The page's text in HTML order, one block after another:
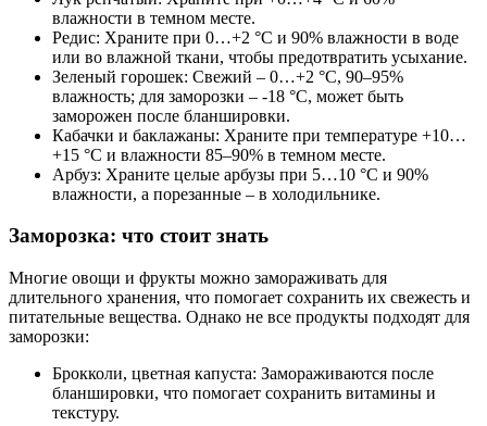
влажности в темном месте.
Редис: Храните при 0…+2 °C и 90% влажности в воде
или во влажной ткани, чтобы предотвратить усыхание.
Зеленый горошек: Свежий – 0…+2 °C, 90–95%
влажность; для заморозки – -18 °C, может быть
заморожен после бланшировки.
Кабачки и баклажаны: Храните при температуре +10…
+15 °C и влажности 85–90% в темном месте.
Арбуз: Храните целые арбузы при 5…10 °C и 90%
влажности, а порезанные – в холодильнике.
Заморозка: что стоит знать
Многие овощи и фрукты можно замораживать для
длительного хранения, что помогает сохранить их свежесть и
питательные вещества. Однако не все продукты подходят для
заморозки:
Брокколи, цветная капуста: Замораживаются после
бланшировки, что помогает сохранить витамины и
текстуру.